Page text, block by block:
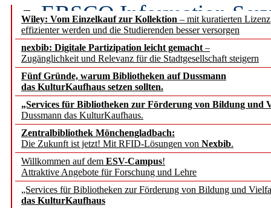
Wiley: Vom Einzelkauf zur Kollektion – mit kuratierten
effizienter werden und die Studierenden besser versorgen
nexbib: Digitale Partizipation leicht gemacht –
Zugänglichkeit und Relevanz für die Stadtgesellschaft steigern
Fünf Gründe, warum Bibliotheken auf Dussmann
das KulturKaufhaus setzen sollten.
„Services für Bibliotheken zur Förderung von Bildung und
Dussmann das KulturKaufhaus.
Zentralbibliothek Mönchengladbach:
Die Zukunft ist jetzt! Mit RFID-Lösungen von Nexbib.
Willkommen auf dem ESV-Campus!
Attraktive Angebote für Forschung und Lehre
„Services für Bibliotheken zur Förderung von Bildung und
das KulturKaufhaus
EBSCO Information
Recherchefunktionen in
Sorbisches Institut neu
Geschichte und
Künstliche Intelligenz
besser zu verstehen
„Leitbegriffe der